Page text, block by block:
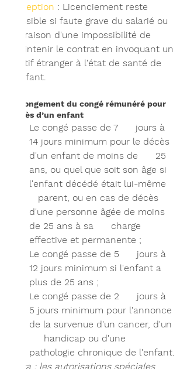
Exception : Licenciement reste
possible si faute grave du salarié ou
en raison d'une impossibilité de
maintenir le contrat en invoquant un
motif étranger à l'état de santé de
l'enfant.
décès d’un enfant
Le congé passe de 7      jours à
14 jours minimum pour le décès
d'un enfant de moins de      25
ans, ou quel que soit son âge si
l'enfant décédé était lui-même
   parent, ou en cas de décès
d'une personne âgée de moins
de 25 ans à sa      charge
effective et permanente ;
Le congé passe de 5      jours à
12 jours minimum si l'enfant a
plus de 25 ans ;
Le congé passe de 2      jours à
5 jours minimum pour l'annonce
de la survenue d'un cancer, d'un
     handicap ou d'une
pathologie chronique de l'enfant.
Nota : les autorisations spéciales